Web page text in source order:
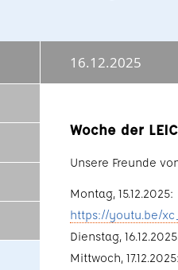
16.12.2025
Woche der
Unsere Freunde
Montag,
https://youtu.be/
Dienstag,
Mittwoch,